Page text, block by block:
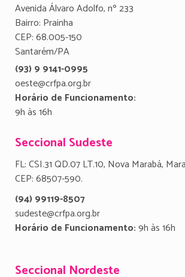
Avenida Álvaro Adolfo, nº 233
Bairro: Prainha
CEP: 68.005-150
Santarém/PA
(93) 9 9141-0995
oeste@crfpa.org.br
Horário de Funcionamento:
9h às 16h
Seccional Sudeste
FL: CSI.31 QD.07 LT.10, Nova Marabá,
CEP: 68507-590.
(94) 99119-8507
sudeste@crfpa.org.br
Horário de Funcionamento:9h às 16h
Seccional Nordeste